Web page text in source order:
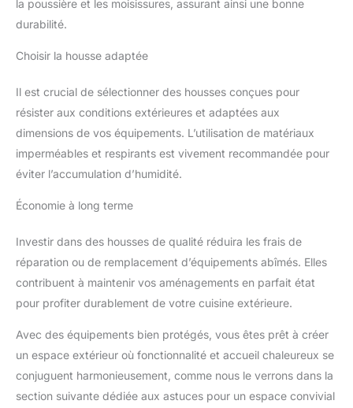
la poussière et les moisissures, assurant ainsi une bonne
durabilité.
Choisir la housse adaptée
Il est crucial de sélectionner des housses conçues pour
résister aux conditions extérieures et adaptées aux
dimensions de vos équipements. L’utilisation de matériaux
imperméables et respirants est vivement recommandée pour
éviter l’accumulation d’humidité.
Économie à long terme
Investir dans des housses de qualité réduira les frais de
réparation ou de remplacement d’équipements abîmés. Elles
contribuent à maintenir vos aménagements en parfait état
pour profiter durablement de votre cuisine extérieure.
Avec des équipements bien protégés, vous êtes prêt à créer
un espace extérieur où fonctionnalité et accueil chaleureux se
conjuguent harmonieusement, comme nous le verrons dans la
section suivante dédiée aux astuces pour un espace convivial